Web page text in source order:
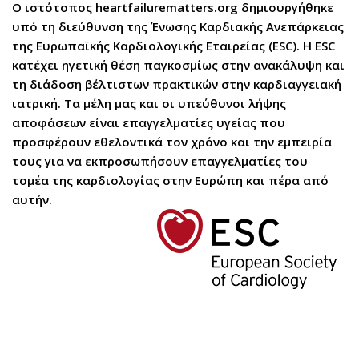
Ο ιστότοπος heartfailurematters.org δημιουργήθηκε
υπό τη διεύθυνση της Ένωσης Καρδιακής Ανεπάρκειας
της Ευρωπαϊκής Καρδιολογικής Εταιρείας (ESC). Η ESC
κατέχει ηγετική θέση παγκοσμίως στην ανακάλυψη και
τη διάδοση βέλτιστων πρακτικών στην καρδιαγγειακή
ιατρική. Τα μέλη μας και οι υπεύθυνοι λήψης
αποφάσεων είναι επαγγελματίες υγείας που
προσφέρουν εθελοντικά τον χρόνο και την εμπειρία
τους για να εκπροσωπήσουν επαγγελματίες του
τομέα της καρδιολογίας στην Ευρώπη και πέρα από
αυτήν.